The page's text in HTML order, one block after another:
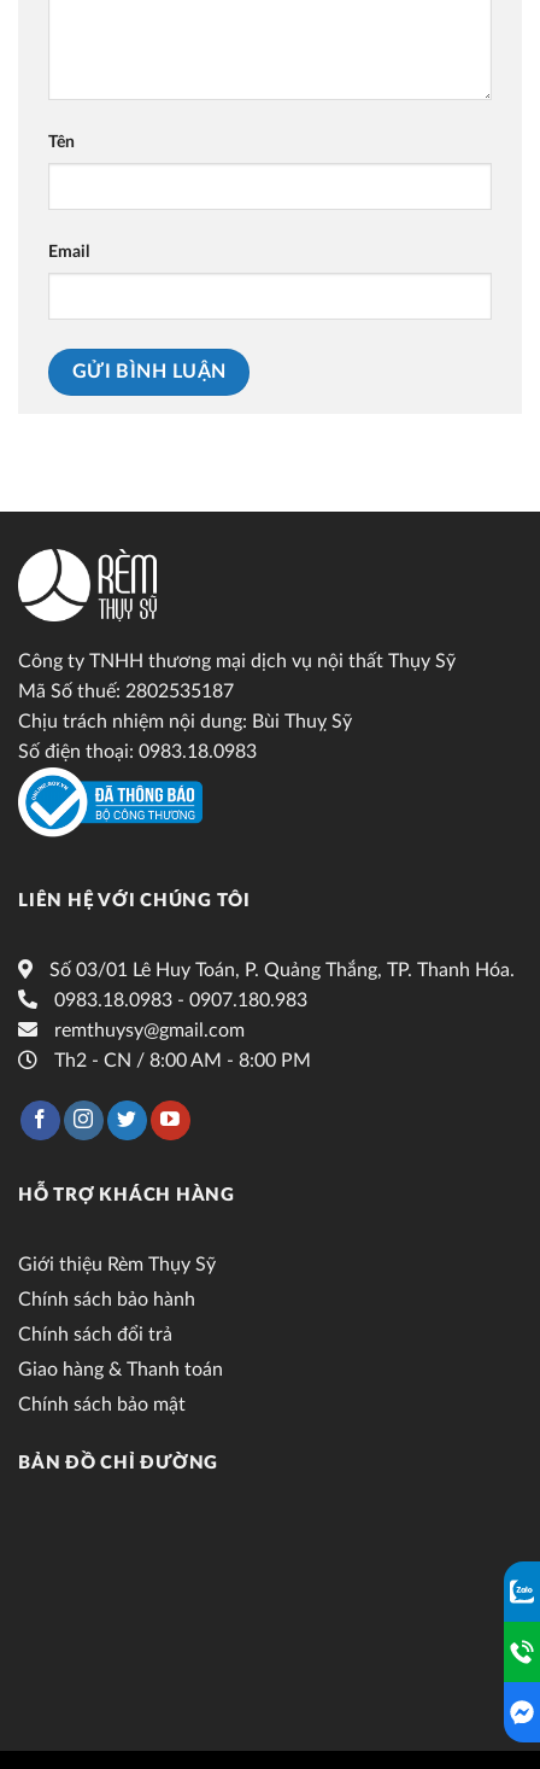
Tên
Email
Công ty TNHH thương mại dịch vụ nội thất Thụy Sỹ
Mã Số thuế: 2802535187
Chịu trách nhiệm nội dung: Bùi Thuỵ Sỹ
Số điện thoại: 0983.18.0983
LIÊN HỆ VỚI CHÚNG TÔI
Số 03/01 Lê Huy Toán, P. Quảng Thắng, TP. Thanh Hóa.
0983.18.0983 - 0907.180.983
remthuysy@gmail.com
Th2 - CN / 8:00 AM - 8:00 PM
HỖ TRỢ KHÁCH HÀNG
Giới thiệu Rèm Thụy Sỹ
Chính sách bảo hành
Chính sách đổi trả
Giao hàng & Thanh toán
Chính sách bảo mật
BẢN ĐỒ CHỈ ĐƯỜNG